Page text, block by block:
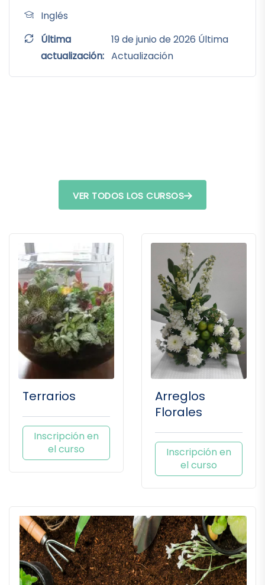
Inglés
Última
actualización:
19 de junio de 2026 Última
Actualización
VER TODOS LOS CURSOS
Terrarios
Inscripción en
el curso
Arreglos
Florales
Inscripción en
el curso